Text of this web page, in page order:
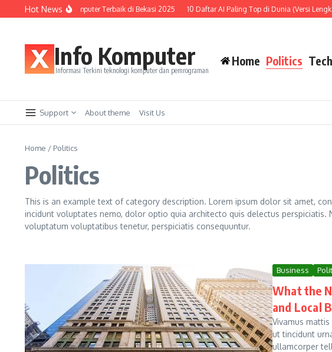
Lewati ke konten
Hot News
Top 10 Kursus Komputer Terbaik di Bekasi 2025 10 Daftar AI Paling Top di Dunia (Versi
Info Komputer
Informasi Terkini teknologi komputer dan pemrograman
Home Politics
Support About theme Visit Us
Home / Politics
Politics
This is an example text of category description. Lorem ipsum dolor sit amet,
incidunt voluptates nemo, dolor optio quia architecto quis delectus perspiciatis.
voluptatum voluptatibus tenetur, perspiciatis consequuntur.
Business
What the
and Local
Vivamus
ut tincidunt
ullamcorper